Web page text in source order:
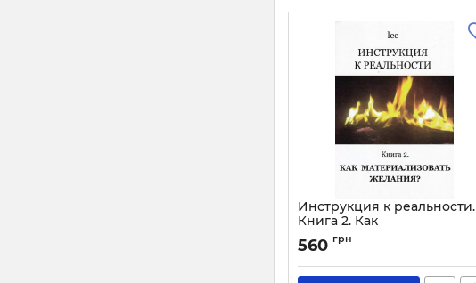
Инструкция к реальности.
Книга 2. Как
материализовывать
желания?
Артикул: 1797
560 грн